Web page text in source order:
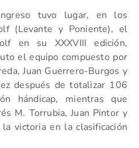
tuvo lugar, en los
(Levante y Poniente), el
en su XXXVIII edición,
el equipo compuesto por
Juan Guerrero-Burgos y
después de totalizar 106
hándicap, mientras que
M. Torrubia, Juan Pintor y
victoria en la clasificación